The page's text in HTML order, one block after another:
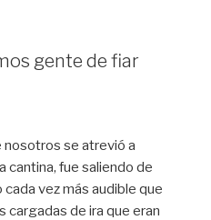
gente de fiar
nosotros se atrevió a
cantina, fue saliendo de
vez más audible que
de ira que eran